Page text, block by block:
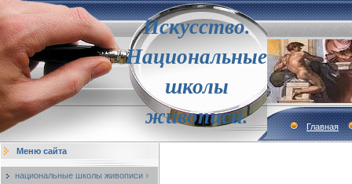
Искусство.
Национальные
школы
живописи.
Главная
Меню сайта
национальные школы живописи